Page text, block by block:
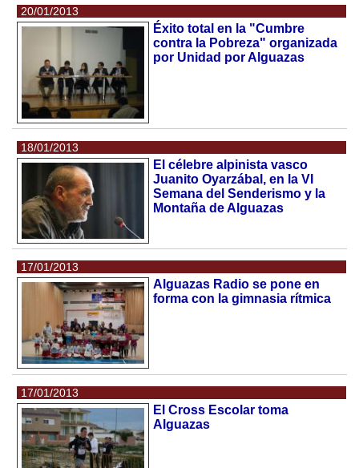
20/01/2013
Éxito total en la "Cumbre
contra la Pobreza" organizada
por Unidad por Alguazas
18/01/2013
El célebre alpinista vasco
Juanito Oyarzábal, en la VI
Semana del Senderismo y la
Montaña de Alguazas
17/01/2013
Alguazas Radio se pone en
forma con la gimnasia rítmica
17/01/2013
El Cross Escolar toma
Alguazas